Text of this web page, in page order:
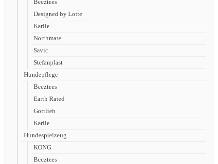
Beeztees
Designed by Lotte
Karlie
Northmate
Savic
Stefanplast
Hundepflege
Beeztees
Earth Rated
Gottlieb
Karlie
Hundespielzeug
KONG
Beeztees